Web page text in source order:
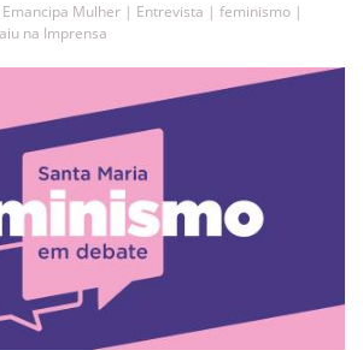
Emancipa Mulher | Entrevista | feminismo |
na Imprensa